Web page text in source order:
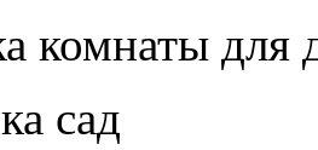
комнаты для
сад